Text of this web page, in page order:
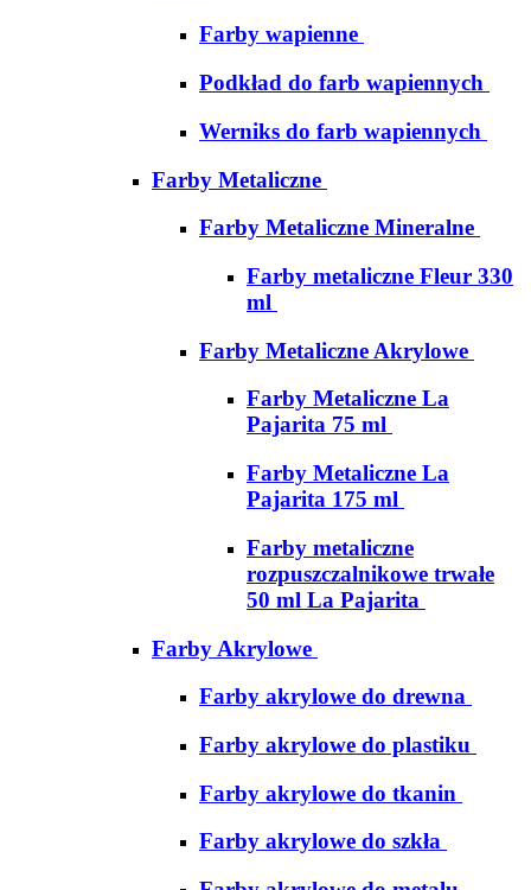
Farby wapienne
Podkład do farb wapiennych
Werniks do farb wapiennych
Farby Metaliczne
Farby Metaliczne Mineralne
Farby metaliczne Fleur 330
ml
Farby Metaliczne Akrylowe
Farby Metaliczne La
Pajarita 75 ml
Farby Metaliczne La
Pajarita 175 ml
Farby metaliczne
rozpuszczalnikowe trwałe
50 ml La Pajarita
Farby Akrylowe
Farby akrylowe do drewna
Farby akrylowe do plastiku
Farby akrylowe do tkanin
Farby akrylowe do szkła